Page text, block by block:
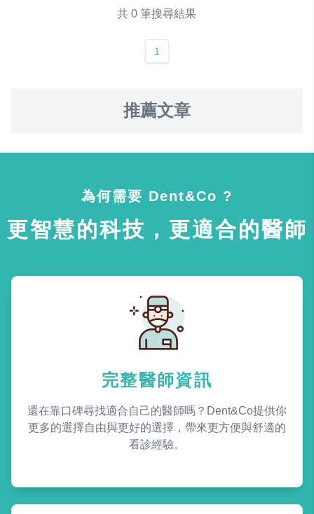
共 0 筆搜尋結果
1
推薦文章
為何需要 Dent&Co ?
更智慧的科技，更適合的醫師
完整醫師資訊
還在靠口碑尋找適合自己的醫師嗎？Dent&Co提供你
更多的選擇自由與更好的選擇，帶來更方便與舒適的
看診經驗。